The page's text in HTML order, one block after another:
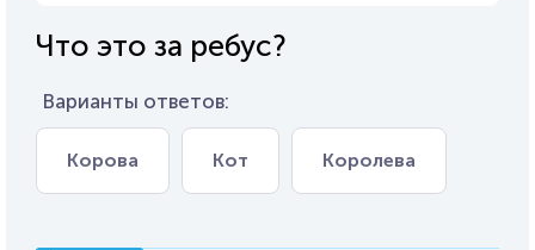
Что это за ребус?
Варианты ответов:
Корова Кот Королева